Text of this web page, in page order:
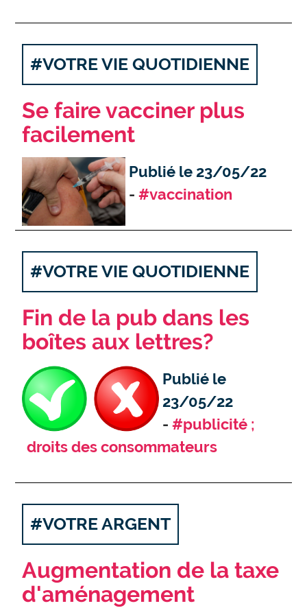
#VOTRE VIE QUOTIDIENNE
Se faire vacciner plus
facilement
Publié le 23/05/22
#vaccination
#VOTRE VIE QUOTIDIENNE
Fin de la pub dans les
boîtes aux lettres?
Publié le
23/05/22
#publicité ;
droits des consommateurs
#VOTRE ARGENT
Augmentation de la taxe
d'aménagement